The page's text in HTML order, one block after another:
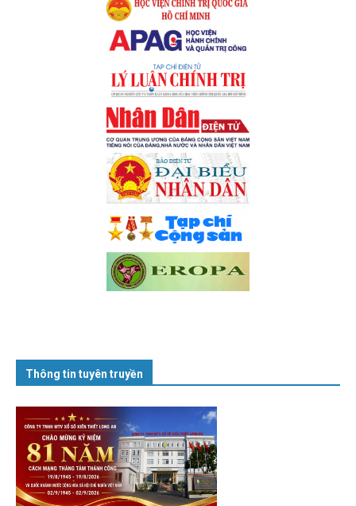
Thông tin tuyên truyền